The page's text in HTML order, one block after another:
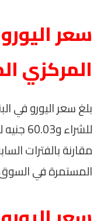
سعر
المركزي
مقارنة بالفترات
المستمرة في